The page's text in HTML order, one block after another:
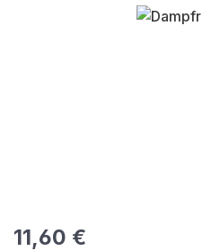
Bildergalerie überspringen
Regulärer Preis:
11,60 €